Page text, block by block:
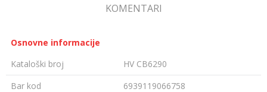
KOMENTARI
Osnovne informacije
Kataloški broj
HV CB6290
Bar kod
6939119066758